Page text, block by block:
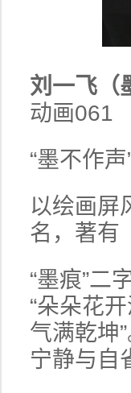
刘一飞（
动画061
“墨不作
以绘画屏
名， 著有
“墨痕”二
“朵朵花
气满乾坤
宁静与自